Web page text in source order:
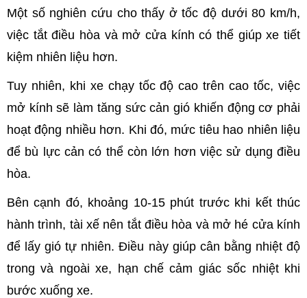
Một số nghiên cứu cho thấy ở tốc độ dưới 80 km/h,
việc tắt điều hòa và mở cửa kính có thể giúp xe tiết
kiệm nhiên liệu hơn.
Tuy nhiên, khi xe chạy tốc độ cao trên cao tốc, việc
mở kính sẽ làm tăng sức cản gió khiến động cơ phải
hoạt động nhiều hơn. Khi đó, mức tiêu hao nhiên liệu
để bù lực cản có thể còn lớn hơn việc sử dụng điều
hòa.
Bên cạnh đó, khoảng 10-15 phút trước khi kết thúc
hành trình, tài xế nên tắt điều hòa và mở hé cửa kính
để lấy gió tự nhiên. Điều này giúp cân bằng nhiệt độ
trong và ngoài xe, hạn chế cảm giác sốc nhiệt khi
bước xuống xe.